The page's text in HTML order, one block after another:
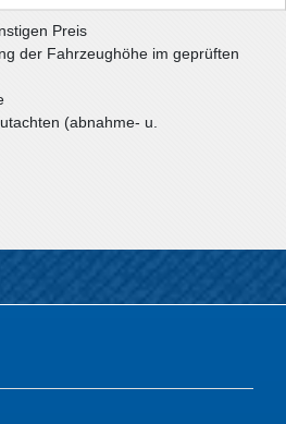
Preis
der Fahrzeughöhe im geprüften
(abnahme- u.